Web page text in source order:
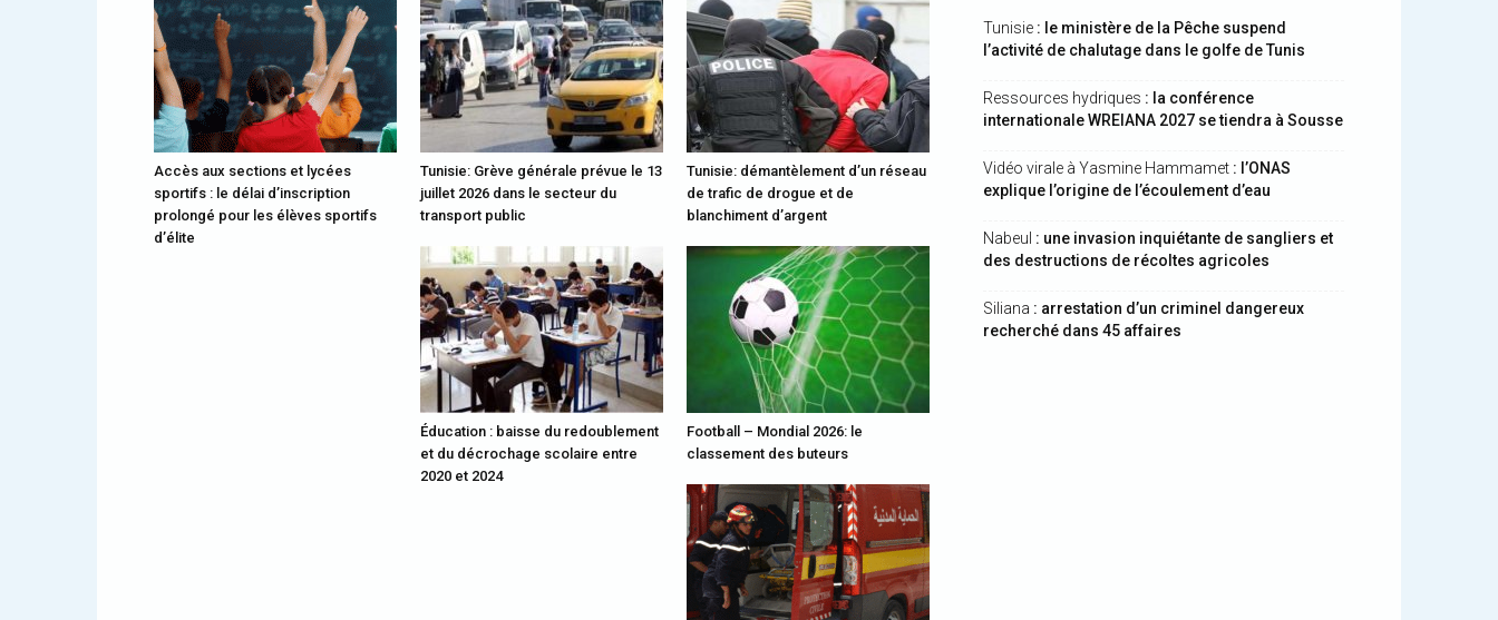
Accès aux sections et lycées
sportifs : le délai d’inscription
prolongé pour les élèves sportifs
d’élite
Tunisie: Grève générale prévue le 13
juillet 2026 dans le secteur du
transport public
Tunisie: démantèlement d’un réseau
de trafic de drogue et de
blanchiment d’argent
Éducation : baisse du redoublement
et du décrochage scolaire entre
2020 et 2024
Football – Mondial 2026: le
classement des buteurs
Tunisie : le ministère de la Pêche suspend
l’activité de chalutage dans le golfe de Tunis
Ressources hydriques : la conférence
internationale WREIANA 2027 se tiendra à Sousse
Vidéo virale à Yasmine Hammamet : l’ONAS
explique l’origine de l’écoulement d’eau
Nabeul : une invasion inquiétante de sangliers et
des destructions de récoltes agricoles
Siliana : arrestation d’un criminel dangereux
recherché dans 45 affaires